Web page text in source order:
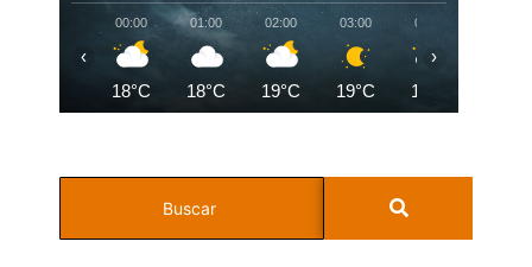
00:00
18°C
01:00
18°C
02:00
19°C
03:00
19°C
04:00
19°C
‹ ›